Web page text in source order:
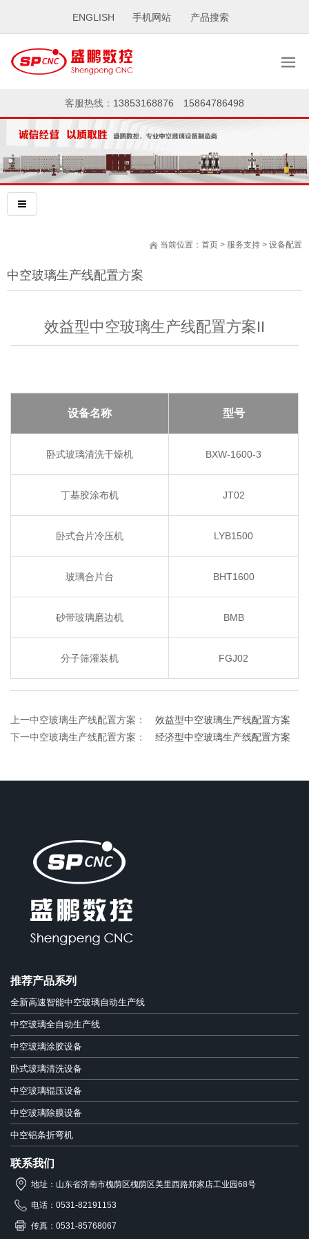
ENGLISH 手机网站 产品搜索
客服热线： 13853168876 15864786498
当前位置： 首页 > 服务支持 > 设备配置
中空玻璃生产线配置方案
效益型中空玻璃生产线配置方案II
设备名称 型号
卧式玻璃清洗干燥机 BXW-1600-3
丁基胶涂布机 JT02
卧式合片冷压机 LYB1500
玻璃合片台 BHT1600
砂带玻璃磨边机 BMB
分子筛灌装机 FGJ02
上一中空玻璃生产线配置方案： 效益型中空玻璃生产线配置方案
下一中空玻璃生产线配置方案： 经济型中空玻璃生产线配置方案
推荐产品系列
全新高速智能中空玻璃自动生产线
中空玻璃全自动生产线
中空玻璃涂胶设备
卧式玻璃清洗设备
中空玻璃辊压设备
中空玻璃除膜设备
中空铝条折弯机
联系我们
地址：山东省济南市槐荫区槐荫区美里西路郑家店工业园68号
电话：0531-82191153
传真：0531-85768067